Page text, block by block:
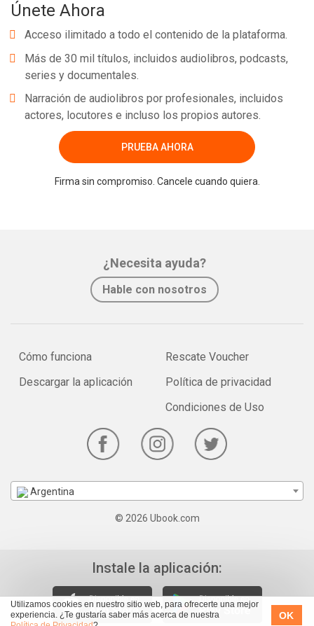
Utilizamos cookies en nuestro sitio web, para ofrecerte una mejor
experiencia. ¿Te gustaría saber más acerca de nuestra
OK
Únete Ahora
Acceso ilimitado a todo el contenido de la plataforma.
Más de 30 mil títulos, incluidos audiolibros, podcasts,
series y documentales.
Narración de audiolibros por profesionales, incluidos
actores, locutores e incluso los propios autores.
PRUEBA AHORA
Firma sin compromiso. Cancele cuando quiera.
¿Necesita ayuda?
Hable con nosotros
Cómo funciona
Descargar la aplicación
Rescate Voucher
Política de privacidad
Condiciones de Uso
Argentina
© 2026 Ubook.com
Instale la aplicación: